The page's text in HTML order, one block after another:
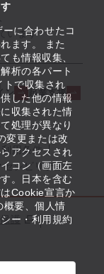
に合わせたコ
ます。 また
も情報収集、
析の各パート
トで収集され
した他の情報
収集された情
処理が異なり
変更または改
アクセスされ
コン（画面左
。日本を含む
Cookie宣言か
概要、個人情
ー・利用規約
います
ン
起業支援
用条件
セシビリティ
護